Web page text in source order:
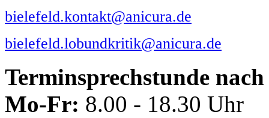
bielefeld.kontakt@anicura.de
bielefeld.lobundkritik@anicura.de
Terminsprechstunde
Mo-Fr: 8.00 - 18.30 Uhr